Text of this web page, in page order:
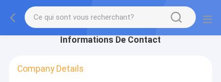
Informations De Contact
Company Details